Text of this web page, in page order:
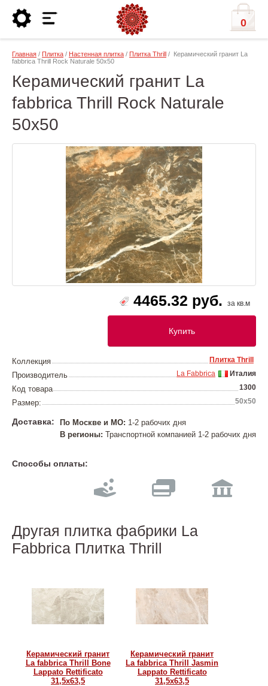
0
Главная / Плитка / Настенная плитка / Плитка Thrill / Керамический гранит La
fabbrica Thrill Rock Naturale 50х50
Керамический гранит La
fabbrica Thrill Rock Naturale
50х50
4465.32 руб. за кв.м
Купить
Коллекция Плитка Thrill
Производитель Италия
La Fabbrica
Код товара 1300
Размер: 50х50
Доставка: По Москве и МО: 1-2 рабочих дня
В регионы: Транспортной компанией 1-2 рабочих дня
Способы оплаты:
Другая плитка фабрики La
Fabbrica Плитка Thrill
Керамический гранит
La fabbrica Thrill Bone
Lappato Rettificato
31,5х63,5
Керамический гранит
La fabbrica Thrill Jasmin
Lappato Rettificato
31,5х63,5